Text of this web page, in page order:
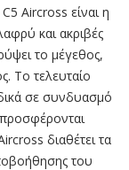
Aircross είναι η
και ακριβές
το μέγεθος,
Το τελευταίο
σε συνδυασμό
διαθέτει τα
του